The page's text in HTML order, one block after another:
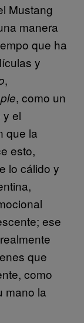
Mustang
manera
que ha
y
,
, como un
el
que la
esto,
lo cálido y
ese
que
como
mano la